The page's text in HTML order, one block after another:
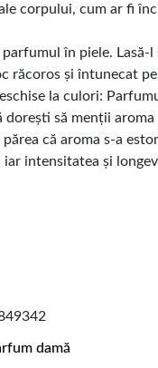
corpului, cum ar fi
în piele.
răcoros și întunecat
la culori:
dorești să menții
că aroma s-a
iar intensitatea și
damă